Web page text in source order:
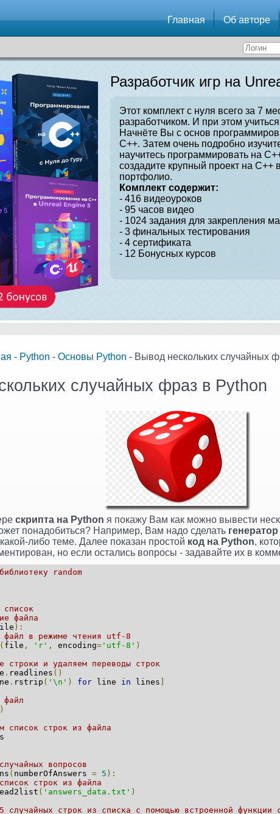
Главная Об авторе
Разработчик игр на
Этот комплект с нуля всего за 7
разработчиком. И при этом
Начнёте Вы с основ
C++. Затем очень подробно
научитесь программировать на
создадите крупный проект на C++
портфолио.
Комплект содержит:
- 416 видеоуроков
- 95 часов видео
- 1024 задания для закрепления
- 3 финальных тестирования
- 4 сертификата
- 12 Бонусных курсов
- Python - Основы Python - Вывод нескольких случайных
случайных фраз в Python
скрипта на Python я покажу Вам как можно вывести
понадобиться? Например, Вам надо сделать
либо теме. Далее показан простой код на Python,
но если остались вопросы - задавайте их в
random
файла
):
файл в режиме чтения utf-8
( file , 'r' , encoding= 'utf-8' )
строки и удаляем переводы строк
. readlines ()
. rstrip ( '\n' ) for line in lines
файл
список строк из файла
вопросов
( numberOfAnswers = 5 ):
строк из файла
( 'answers_data.txt' )
случайных строк из списка с помощью встроенной функции